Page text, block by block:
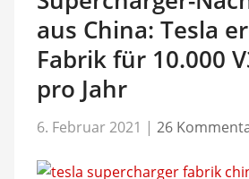
aus China: Tesla
Fabrik für 10.000
pro Jahr
6. Februar 2021 | 26